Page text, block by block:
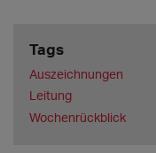
Tags
Auszeichnungen
Leitung
Wochenrückblick